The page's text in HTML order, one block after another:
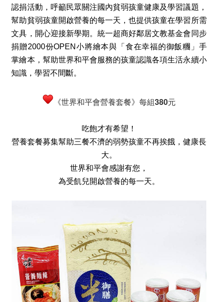
認捐活動，呼籲民眾關注國內貧弱孩童健康及學習議題，
幫助貧弱孩童開啟營養的每一天，也提供孩童在學習所需
文具，開心迎接新學期。統一超商好鄰居文教基金會同步
捐贈2000份OPEN小將繪本與「食在幸福的御飯糰」手
掌繪本，幫助世界和平會服務的孩童認識各項生活永續小
知識，學習不間斷。
《世界和平會營養套餐》每組380元
吃飽才有希望！
營養套餐募集幫助三餐不濟的弱勢孩童不再挨餓，健康長
大。
世界和平會感謝有您，
為受飢兒開啟營養的每一天。